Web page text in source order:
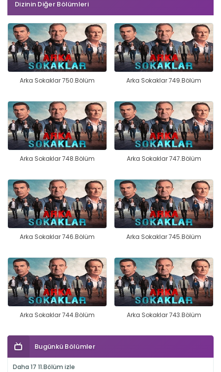
Dizinin Diğer Bölümleri
Arka Sokaklar 750.Bölüm Arka Sokaklar 749.Bölüm
Arka Sokaklar 748.Bölüm Arka Sokaklar 747.Bölüm
Arka Sokaklar 746.Bölüm Arka Sokaklar 745.Bölüm
Arka Sokaklar 744.Bölüm Arka Sokaklar 743.Bölüm
Bugünkü Bölümler
Daha 17 11.Bölüm izle